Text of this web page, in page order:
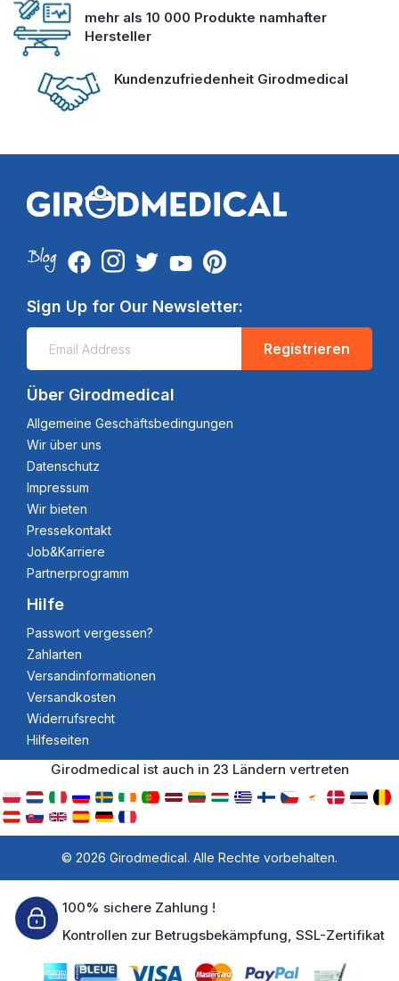
mehr als 10 000 Produkte namhafter
Hersteller
Kundenzufriedenheit Girodmedical
Sign Up for Our Newsletter:
Registrieren
Über Girodmedical
Allgemeine Geschäftsbedingungen
Wir über uns
Datenschutz
Impressum
Wir bieten
Pressekontakt
Job&Karriere
Partnerprogramm
Hilfe
Passwort vergessen?
Zahlarten
Versandinformationen
Versandkosten
Widerrufsrecht
Hilfeseiten
Girodmedical ist auch in 23 Ländern vertreten
© 2026 Girodmedical. Alle Rechte vorbehalten.
100% sichere Zahlung !
Kontrollen zur Betrugsbekämpfung, SSL-Zertifikat